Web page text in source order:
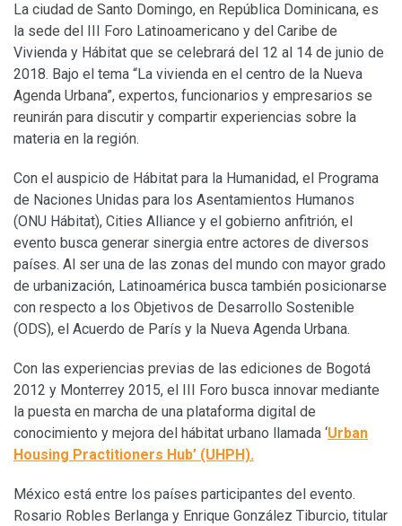
La ciudad de Santo Domingo, en República Dominicana, es
la sede del III Foro Latinoamericano y del Caribe de
Vivienda y Hábitat que se celebrará del 12 al 14 de junio de
2018. Bajo el tema “La vivienda en el centro de la Nueva
Agenda Urbana”, expertos, funcionarios y empresarios se
reunirán para discutir y compartir experiencias sobre la
materia en la región.
Con el auspicio de Hábitat para la Humanidad, el Programa
de Naciones Unidas para los Asentamientos Humanos
(ONU Hábitat), Cities Alliance y el gobierno anfitrión, el
evento busca generar sinergia entre actores de diversos
países. Al ser una de las zonas del mundo con mayor grado
de urbanización, Latinoamérica busca también posicionarse
con respecto a los Objetivos de Desarrollo Sostenible
(ODS), el Acuerdo de París y la Nueva Agenda Urbana.
Con las experiencias previas de las ediciones de Bogotá
2012 y Monterrey 2015, el III Foro busca innovar mediante
la puesta en marcha de una plataforma digital de
conocimiento y mejora del hábitat urbano llamada ‘Urban
Housing Practitioners Hub’ (UHPH).
México está entre los países participantes del evento.
Rosario Robles Berlanga y Enrique González Tiburcio, titular